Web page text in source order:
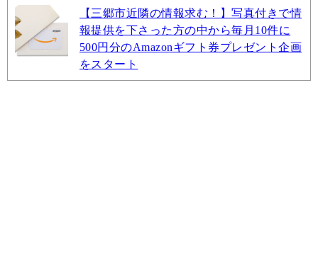
【三郷市近隣の情報求む！】写真付きで情
報提供を下さった方の中から毎月10件に
500円分のAmazonギフト券プレゼント企画
をスタート